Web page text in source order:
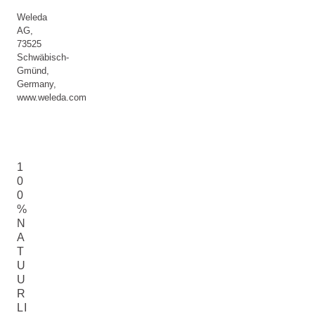
Weleda
AG,
73525
Schwäbisch-
Gmünd,
Germany,
www.weleda.com
1
0
0
%
N
A
T
U
U
R
LI